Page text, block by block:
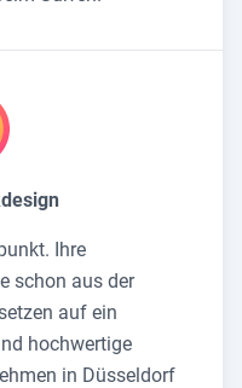
Ihre
schon aus der
auf ein
hochwertige
in Düsseldorf